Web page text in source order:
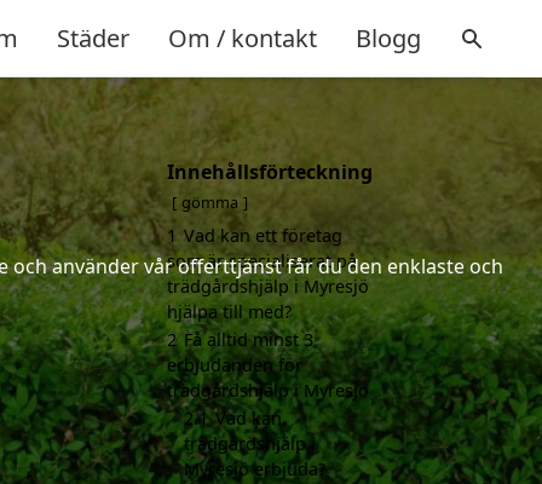
Städer Om / kontakt Blogg
använder vår offerttjänst får du den enklaste och
Innehållsförteckning
gömma
1 Vad kan ett företag
som är specialiserat på
trädgårdshjälp i Myresjö
hjälpa till med?
2 Få alltid minst 3
erbjudanden för
trädgårdshjälp i Myresjö
2.1 Vad kan
trädgårdshjälp i
Myresjö erbjuda?